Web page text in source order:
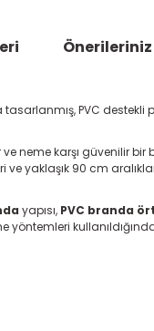
Önerileriniz
PVC destekli
ve neme karşı güvenilir bir
ve yaklaşık 90 cm
yapısı, PVC branda